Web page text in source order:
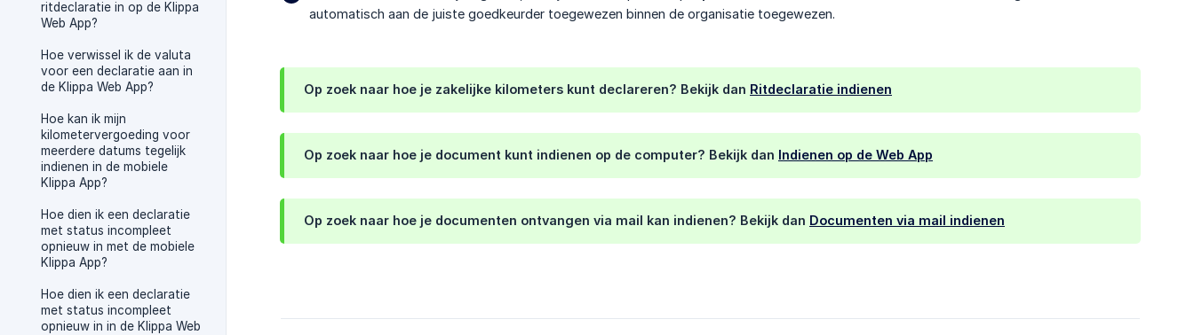
ritdeclaratie in op de Klippa
Web App?
Hoe verwissel ik de valuta
voor een declaratie aan in
de Klippa Web App?
Hoe kan ik mijn
kilometervergoeding voor
meerdere datums tegelijk
indienen in de mobiele
Klippa App?
Hoe dien ik een declaratie
met status incompleet
opnieuw in met de mobiele
Klippa App?
Hoe dien ik een declaratie
met status incompleet
opnieuw in in de Klippa Web
automatisch aan de juiste goedkeurder toegewezen binnen de organisatie toegewezen.
Op zoek naar hoe je zakelijke kilometers kunt declareren? Bekijk dan Ritdeclaratie indienen
Op zoek naar hoe je document kunt indienen op de computer? Bekijk dan Indienen op de Web App
Op zoek naar hoe je documenten ontvangen via mail kan indienen? Bekijk dan Documenten via mail indienen